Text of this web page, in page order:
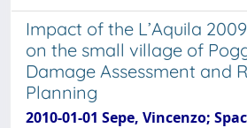
Impact of the L’Aquila
on the small village of
Damage Assessment and
Planning
2010-01-01 Sepe, Vincenzo;